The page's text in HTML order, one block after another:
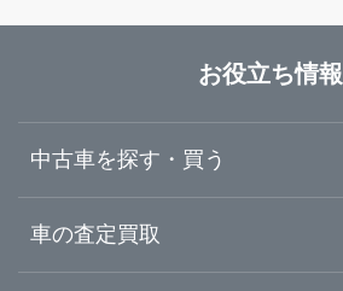
LIBERALA リベラーラ高松
ガリバー11号丸亀店
山口県
お役立ち情報
中古車を探す・買う
中古車情報・中古車検索
車の査定買取